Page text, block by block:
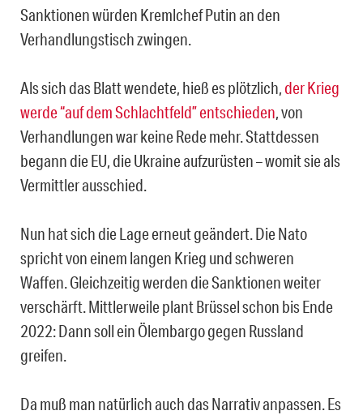
Sanktionen würden Kremlchef Putin an den
Verhandlungstisch zwingen.
Als sich das Blatt wendete, hieß es plötzlich,der Krieg
werde “auf dem Schlachtfeld” entschieden, von
Verhandlungen war keine Rede mehr. Stattdessen
begann die EU, die Ukraine aufzurüsten – womit sie als
Vermittler ausschied.
Nun hat sich die Lage erneut geändert. Die Nato
spricht von einem langen Krieg und schweren
Waffen. Gleichzeitig werden die Sanktionen weiter
verschärft. Mittlerweile plant Brüssel schon bis Ende
2022: Dann soll ein Ölembargo gegen Russland
greifen.
Da muß man natürlich auch das Narrativ anpassen. Es